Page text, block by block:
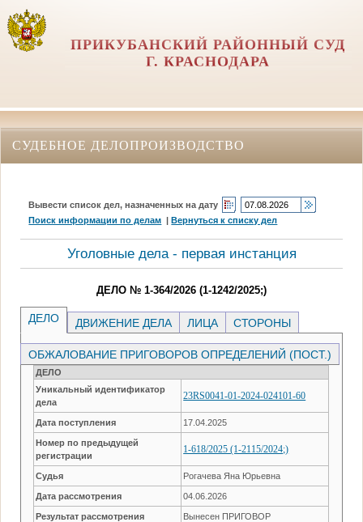
ПРИКУБАНСКИЙ РАЙОННЫЙ СУД
Г. КРАСНОДАРА
СУДЕБНОЕ ДЕЛОПРОИЗВОДСТВО
Вывести список дел, назначенных на дату
Поиск информации по делам |Вернуться к списку дел
Уголовные дела - первая инстанция
ДЕЛО № 1-364/2026 (1-1242/2025;)
ДЕЛО ДВИЖЕНИЕ ДЕЛА ЛИЦА СТОРОНЫ
ОБЖАЛОВАНИЕ ПРИГОВОРОВ ОПРЕДЕЛЕНИЙ (ПОСТ.)
ДЕЛО
Уникальный идентификатор
дела
23RS0041-01-2024-024101-60
Дата поступления 17.04.2025
Номер по предыдущей
регистрации
1-618/2025 (1-2115/2024;)
Судья Рогачева Яна Юрьевна
Дата рассмотрения 04.06.2026
Результат рассмотрения Вынесен ПРИГОВОР